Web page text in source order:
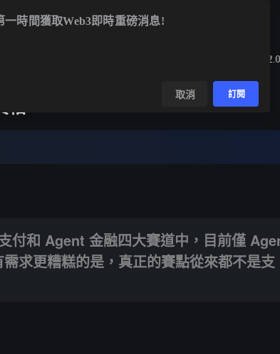
-
相
大賽道中，目前僅 Agent 金融具備真實的用戶與付費意願
和 Agent 金融四大賽道中，目前僅
求更糟糕的是，真正的賽點從來都不是支
一時間獲取Web3即時重磅消息!
取消 訂閱